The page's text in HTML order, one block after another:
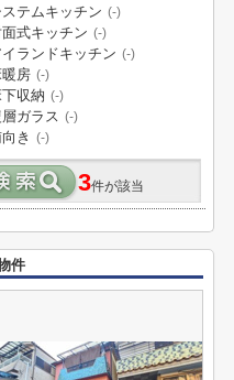
ステムキッチン (-)
式キッチン (-)
イランドキッチン (-)
暖房 (-)
下収納 (-)
ガラス (-)
き (-)
3件が該当
件